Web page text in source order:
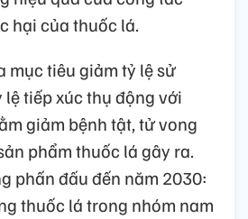
hại của thuốc lá.
mục tiêu giảm tỷ lệ sử
tiếp xúc thụ động với
giảm bệnh tật, tử vong
phẩm thuốc lá gây ra.
phấn đấu đến năm 2030:
thuốc lá trong nhóm nam